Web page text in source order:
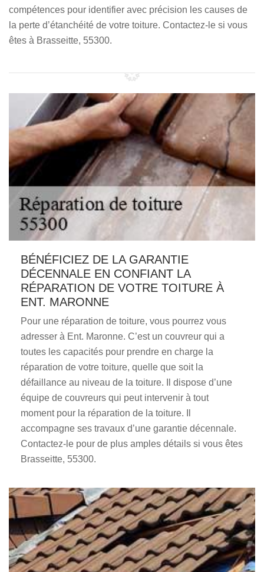
compétences pour identifier avec précision les causes de
la perte d’étanchéité de votre toiture. Contactez-le si vous
êtes à Brasseitte, 55300.
BÉNÉFICIEZ DE LA GARANTIE
DÉCENNALE EN CONFIANT LA
RÉPARATION DE VOTRE TOITURE À
ENT. MARONNE
Pour une réparation de toiture, vous pourrez vous
adresser à Ent. Maronne. C’est un couvreur qui a
toutes les capacités pour prendre en charge la
réparation de votre toiture, quelle que soit la
défaillance au niveau de la toiture. Il dispose d’une
équipe de couvreurs qui peut intervenir à tout
moment pour la réparation de la toiture. Il
accompagne ses travaux d’une garantie décennale.
Contactez-le pour de plus amples détails si vous êtes
Brasseitte, 55300.